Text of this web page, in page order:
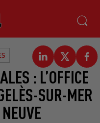
: L’OFFICE
SUR-MER